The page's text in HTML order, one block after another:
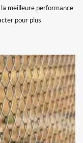
la meilleure performance
pour plus